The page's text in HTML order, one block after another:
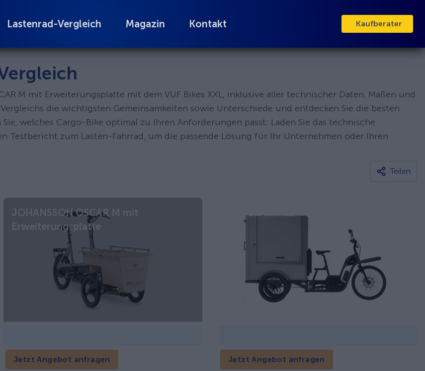
Lastenrad-Vergleich Magazin Kontakt Kaufberater
M mit Erweiterungsplatte mit dem VUF Bikes XXL, inklusive aller technischer Daten, Maßen und
die wichtigsten Gemeinsamkeiten sowie Unterschiede und entdecken Sie die besten
welches Cargo-Bike optimal zu Ihren Anforderungen passt: Laden Sie das technische
Testbericht zum Lasten-Fahrrad, um die passende Lösung für Ihr Unternehmen oder Ihren
Teilen
JOHANSSON OSCAR M mit
Erweiterungsplatte
Jetzt Angebot anfragen
VUF Bikes XXL
Jetzt Angebot anfragen